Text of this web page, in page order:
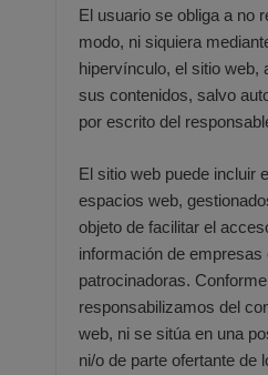
El usuario se obliga a no
modo, ni siquiera
hipervínculo, el sitio web,
sus contenidos, salvo
por escrito del
El sitio web puede incluir
espacios web,
objeto de facilitar el
información de
patrocinadoras.
responsabilizamos del
web, ni se sitúa en una
ni/o de parte ofertante de